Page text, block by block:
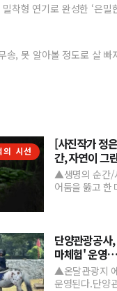
착형 연기로 완성한 ‘은
송, 못 알아볼 정도로 살
의 시선
[사진작가 정
간, 자연이 그
▲생명의 순간/
어둠을 뚫고 한
단양관광공사
마체험' 운영
▲온달관광지
운영된다.단양